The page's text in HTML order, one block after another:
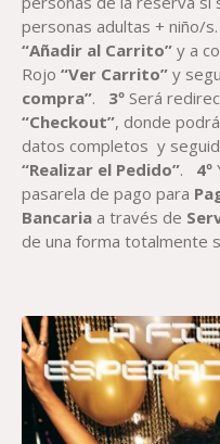
personas adultas + niño/s.
“Añadir al Carrito” y a
Rojo“Ver Carrito” y
compra”. 3ºSerá
“Checkout”, donde
datos completos y
“Realizar el Pedido”. 4º
pasarela de pago para
Bancaria a través de
de una forma totalmente